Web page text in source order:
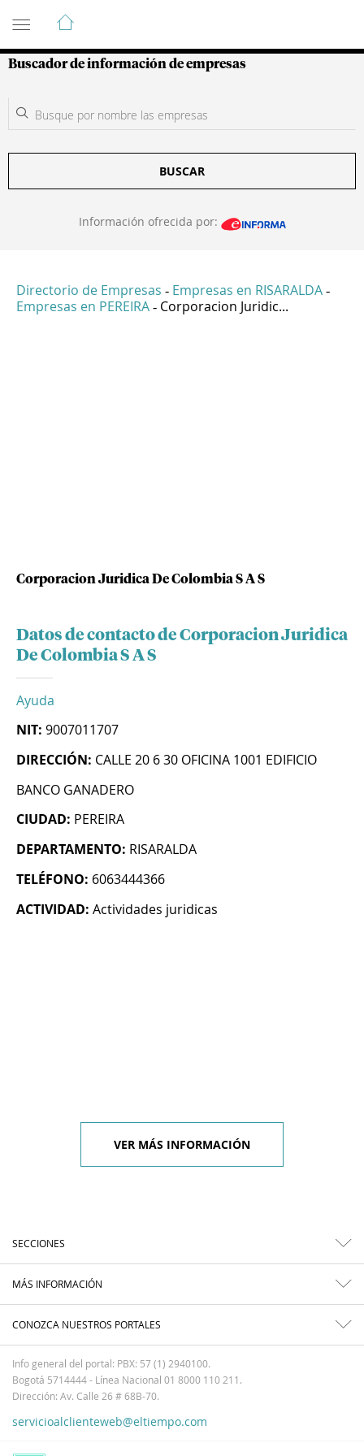
Guía de Empresas Colombianas
Buscador de información de empresas
BUSCAR
Información ofrecida por:
Directorio de Empresas - Empresas en RISARALDA -
Empresas en PEREIRA - Corporacion Juridic...
Corporacion Juridica De Colombia S A S
Datos de contacto de Corporacion Juridica
De Colombia S A S
Ayuda
NIT: 9007011707
DIRECCIÓN: CALLE 20 6 30 OFICINA 1001 EDIFICIO
BANCO GANADERO
CIUDAD: PEREIRA
DEPARTAMENTO: RISARALDA
TELÉFONO: 6063444366
ACTIVIDAD: Actividades juridicas
VER MÁS INFORMACIÓN
SECCIONES
MÁS INFORMACIÓN
CONOZCA NUESTROS PORTALES
Info general del portal: PBX: 57 (1) 2940100.
Bogotá 5714444 - Línea Nacional 01 8000 110 211.
Dirección: Av. Calle 26 # 68B-70.
servicioalclienteweb@eltiempo.com